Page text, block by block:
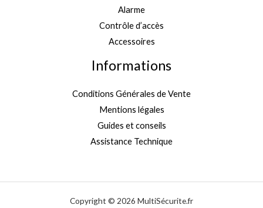
Alarme
Contrôle d’accès
Accessoires
Informations
Conditions Générales de Vente
Mentions légales
Guides et conseils
Assistance Technique
Copyright © 2026 MultiSécurite.fr